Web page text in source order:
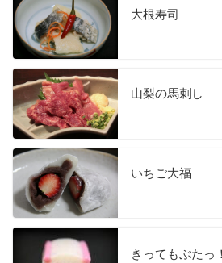
大根寿司
山梨の馬刺し
いちご大福
きってもぶたっ！